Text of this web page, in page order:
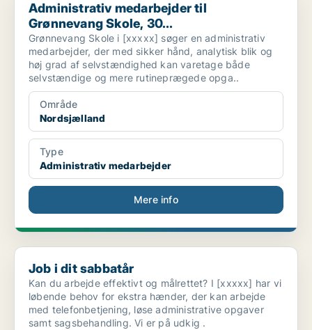
Administrativ medarbejder til
Grønnevang Skole, 30...
Grønnevang Skole i [xxxxx] søger en administrativ
medarbejder, der med sikker hånd, analytisk blik og
høj grad af selvstændighed kan varetage både
selvstændige og mere rutineprægede opga..
Område
Nordsjælland
Type
Administrativ medarbejder
Mere info
Job i dit sabbatår
Job i dit sabbatår
Kan du arbejde effektivt og målrettet? I [xxxxx] har vi
løbende behov for ekstra hænder, der kan arbejde
med telefonbetjening, løse administrative opgaver
samt sagsbehandling. Vi er på udkig .